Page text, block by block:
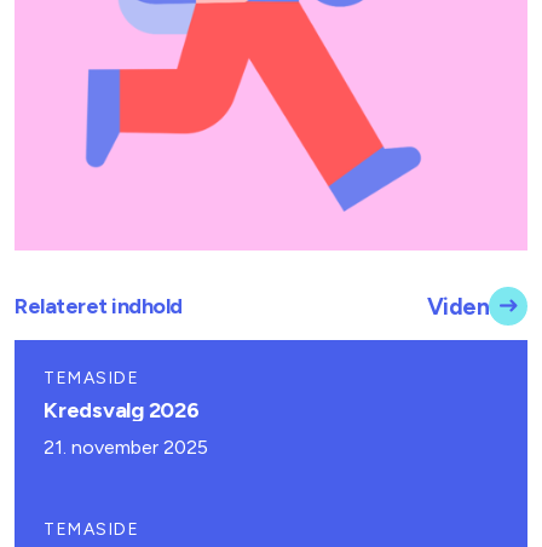
Relateret indhold Viden
TEMASIDE
Kredsvalg 2026
21. november 2025
TEMASIDE